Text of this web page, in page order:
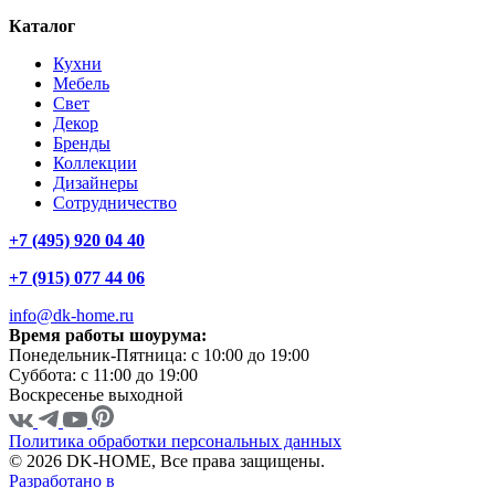
Каталог
Кухни
Мебель
Свет
Декор
Бренды
Коллекции
Дизайнеры
Сотрудничество
+7 (495) 920 04 40
+7 (915) 077 44 06
info@dk-home.ru
Время работы шоурума:
Понедельник-Пятница: c 10:00 до 19:00
Суббота: c 11:00 до 19:00
Воскресенье выходной
Политика обработки персональных данных
© 2026 DK-HOME, Все права защищены.
Разработано в